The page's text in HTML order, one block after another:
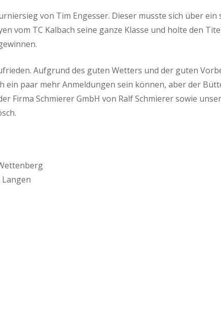
von Tim Engesser. Dieser musste sich über
vom TC Kalbach seine ganze Klasse und holte den
Aufgrund des guten Wetters und der guten
ein paar mehr Anmeldungen sein können, aber der
Firma Schmierer GmbH von Ralf Schmierer sowie
Langen